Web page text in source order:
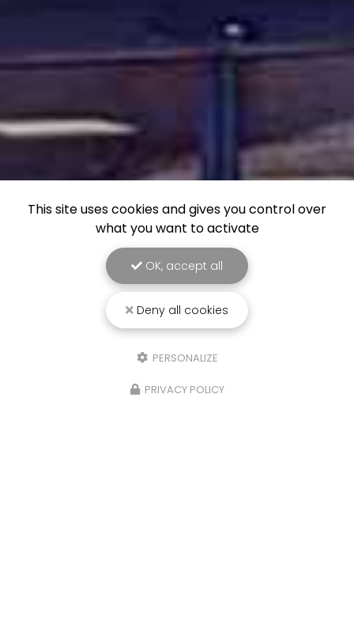
This site uses cookies and gives you control over
what you want to activate
OK, accept all
Deny all cookies
PERSONALIZE
PRIVACY POLICY